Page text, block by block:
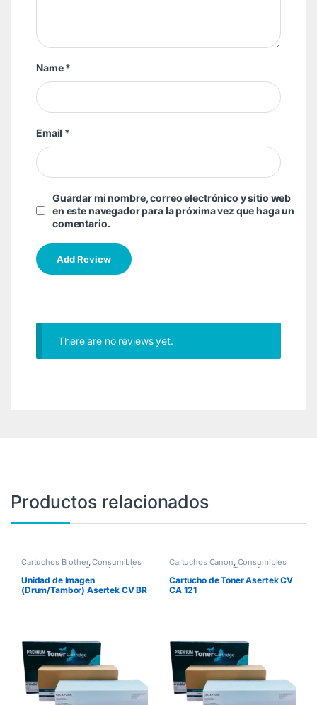
Name*
Email *
Guardar mi nombre, correo electrónico y sitio web
en este navegador para la próxima vez que haga un
comentario.
There are no reviews yet.
Productos relacionados
Cartuchos Brother,Consumibles
para Impresoras Drum Asertek
Unidad de Imagen
(Drum/Tambor) Asertek CV BR
Cartuchos Canon, Consumibles
para Impresoras Toner Asertek
Cartucho de Toner Asertek CV
CA 121